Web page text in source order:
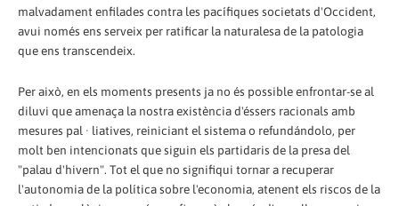
malvadament enfilades contra les pacífiques societats d'Occident,
avui només ens serveix per ratificar la naturalesa de la patologia
que ens transcendeix.
Per això, en els moments presents ja no és possible enfrontar-se al
diluvi que amenaça la nostra existència d'éssers racionals amb
mesures pal · liatives, reiniciant el sistema o refundándolo, per
molt ben intencionats que siguin els partidaris de la presa del
"palau d'hivern". Tot el que no signifiqui tornar a recuperar
l'autonomia de la política sobre l'economia, atenent els riscos de la